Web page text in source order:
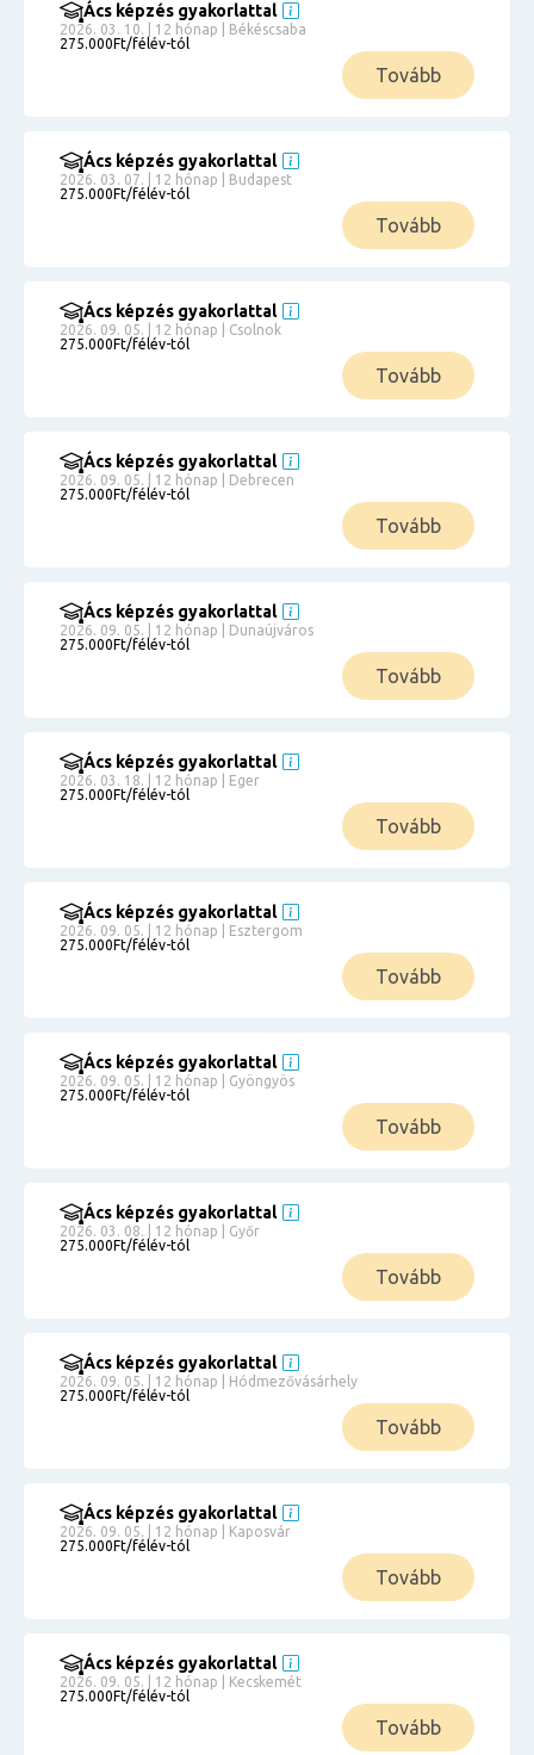
Ács képzés gyakorlattal
2026. 03. 10. | 12 hónap | Békéscsaba
275.000Ft/félév-tól
Tovább
Ács képzés gyakorlattal
2026. 03. 07. | 12 hónap | Budapest
275.000Ft/félév-tól
Tovább
Ács képzés gyakorlattal
2026. 09. 05. | 12 hónap | Csolnok
275.000Ft/félév-tól
Tovább
Ács képzés gyakorlattal
2026. 09. 05. | 12 hónap | Debrecen
275.000Ft/félév-tól
Tovább
Ács képzés gyakorlattal
2026. 09. 05. | 12 hónap | Dunaújváros
275.000Ft/félév-tól
Tovább
Ács képzés gyakorlattal
2026. 03. 18. | 12 hónap | Eger
275.000Ft/félév-tól
Tovább
Ács képzés gyakorlattal
2026. 09. 05. | 12 hónap | Esztergom
275.000Ft/félév-tól
Tovább
Ács képzés gyakorlattal
2026. 09. 05. | 12 hónap | Gyöngyös
275.000Ft/félév-tól
Tovább
Ács képzés gyakorlattal
2026. 03. 08. | 12 hónap | Győr
275.000Ft/félév-tól
Tovább
Ács képzés gyakorlattal
2026. 09. 05. | 12 hónap | Hódmezővásárhely
275.000Ft/félév-tól
Tovább
Ács képzés gyakorlattal
2026. 09. 05. | 12 hónap | Kaposvár
275.000Ft/félév-tól
Tovább
Ács képzés gyakorlattal
2026. 09. 05. | 12 hónap | Kecskemét
275.000Ft/félév-tól
Tovább